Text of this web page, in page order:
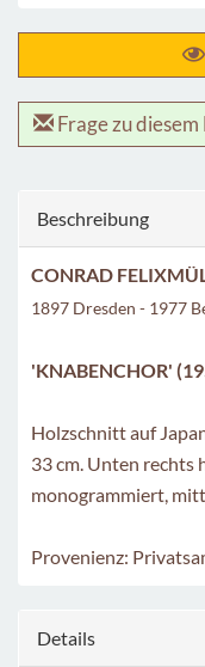
Frage zu diesem
Beschreibung
CONRAD
1897 Dresden - 1977
'KNABENCHOR'
Holzschnitt auf
33 cm. Unten rechts
monogrammiert,
Provenienz:
Details